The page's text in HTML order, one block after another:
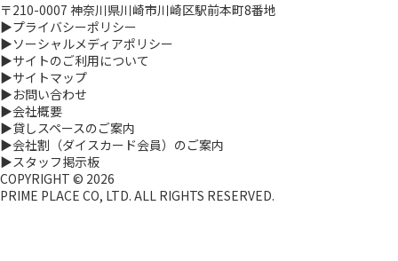
〒210-0007 神奈川県川崎市川崎区駅前本町8番地
▶プライバシーポリシー
▶ソーシャルメディアポリシー
▶サイトのご利用について
▶サイトマップ
▶お問い合わせ
▶会社概要
▶貸しスペースのご案内
▶会社割（ダイスカード会員）のご案内
▶スタッフ掲示板
COPYRIGHT © 2026
PRIME PLACE CO, LTD. ALL RIGHTS RESERVED.